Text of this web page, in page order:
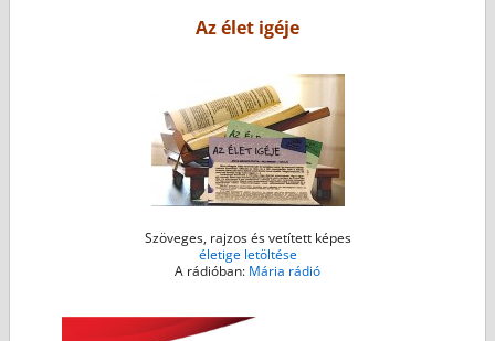
p
Az élet igéje
Szöveges, rajzos és vetített képes
életige letöltése
A rádióban: Mária rádió